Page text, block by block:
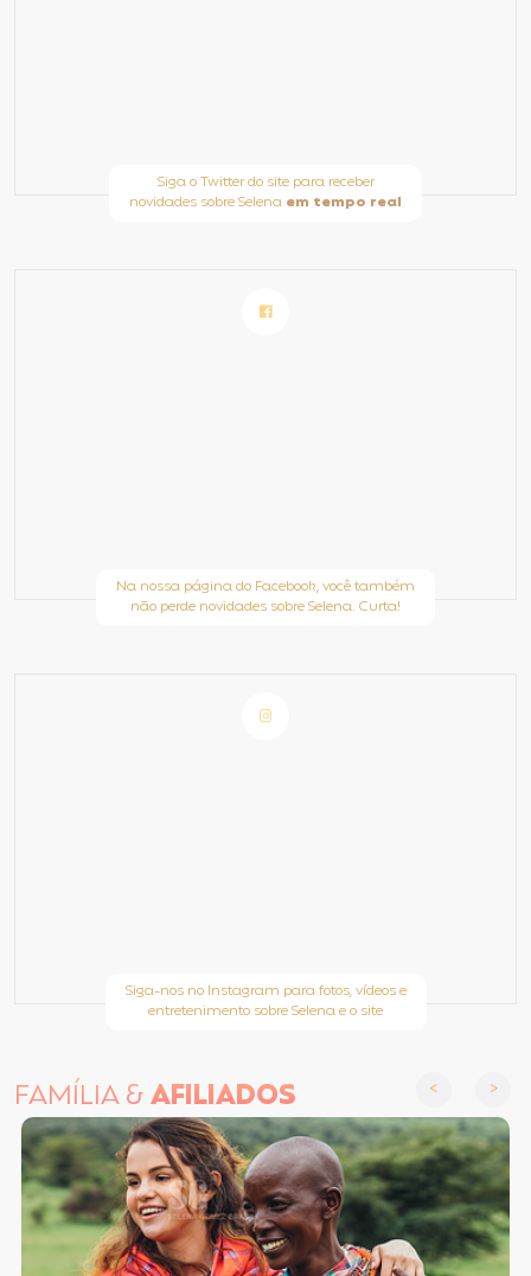
Siga o Twitter do site para receber
novidades sobre Selena em tempo real
Na nossa página do Facebook, você também
não perde novidades sobre Selena. Curta!
Siga-nos no Instagram para fotos, vídeos e
entretenimento sobre Selena e o site
FAMÍLIA &AFILIADOS